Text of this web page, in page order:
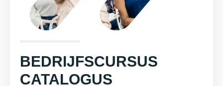
BEDRIJFSCURSUS
CATALOGUS